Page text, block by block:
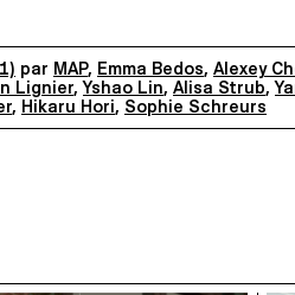
par MAP, Emma Bedos, Alexey
Lignier,Yshao Lin, Alisa Strub,
, Hikaru Hori, Sophie Schreurs